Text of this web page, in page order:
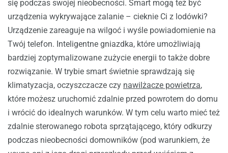
się podczas swojej nieobecności. Smart mogą też być
urządzenia wykrywające zalanie – cieknie Ci z lodówki?
Urządzenie zareaguje na wilgoć i wyśle powiadomienie na
Twój telefon. Inteligentne gniazdka, które umożliwiają
bardziej zoptymalizowane zużycie energii to także dobre
rozwiązanie. W trybie smart świetnie sprawdzają się
klimatyzacja, oczyszczacze czy nawilżacze powietrza,
które możesz uruchomić zdalnie przed powrotem do domu
i wrócić do idealnych warunków. W tym celu warto mieć też
zdalnie sterowanego robota sprzątającego, który odkurzy
podczas nieobecności domowników (pod warunkiem, że